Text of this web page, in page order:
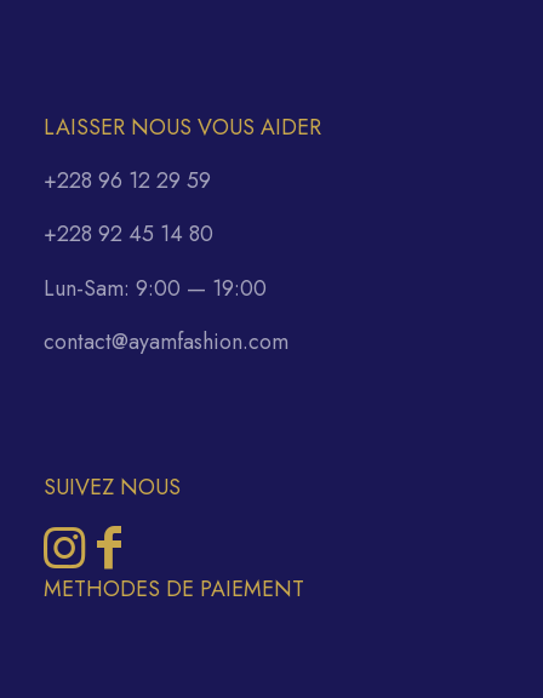
LAISSER NOUS VOUS AIDER
+228 96 12 29 59
+228 92 45 14 80
Lun-Sam: 9:00 — 19:00
contact@ayamfashion.com
SUIVEZ NOUS
METHODES DE PAIEMENT